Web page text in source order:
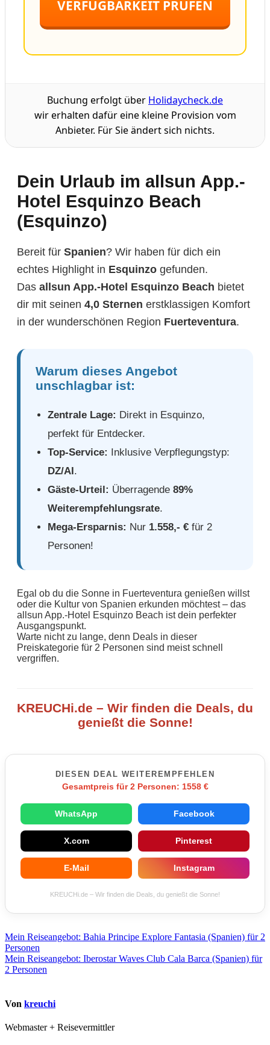
VERFÜGBARKEIT PRÜFEN
Buchung erfolgt über Holidaycheck.de
wir erhalten dafür eine kleine Provision vom
Anbieter. Für Sie ändert sich nichts.
Dein Urlaub im allsun App.-
Hotel Esquinzo Beach
(Esquinzo)
Bereit für Spanien? Wir haben für dich ein
echtes Highlight in Esquinzo gefunden.
Das allsun App.-Hotel Esquinzo Beach bietet
dir mit seinen 4,0 Sternen erstklassigen Komfort
in der wunderschönen Region Fuerteventura.
Warum dieses Angebot
unschlagbar ist:
Zentrale Lage: Direkt in Esquinzo,
perfekt für Entdecker.
Top-Service: Inklusive Verpflegungstyp:
DZ/AI.
Gäste-Urteil: Überragende 89%
Weiterempfehlungsrate.
Mega-Ersparnis: Nur 1.558,- € für 2
Personen!
Egal ob du die Sonne in Fuerteventura genießen willst
oder die Kultur von Spanien erkunden möchtest – das
allsun App.-Hotel Esquinzo Beach ist dein perfekter
Ausgangspunkt.
Warte nicht zu lange, denn Deals in dieser
Preiskategorie für 2 Personen sind meist schnell
vergriffen.
KREUCHi.de – Wir finden die Deals, du
genießt die Sonne!
DIESEN DEAL WEITEREMPFEHLEN
Gesamtpreis für 2 Personen: 1558 €
WhatsApp Facebook
X.com Pinterest
E-Mail Instagram
KREUCHi.de – Wir finden die Deals, du genießt die Sonne!
Beitragsnavigation
Mein Reiseangebot: Bahia Principe Explore Fantasia (Spanien) für 2
Personen
Mein Reiseangebot: Iberostar Waves Club Cala Barca (Spanien) für
2 Personen
Von kreuchi
Webmaster + Reisevermittler